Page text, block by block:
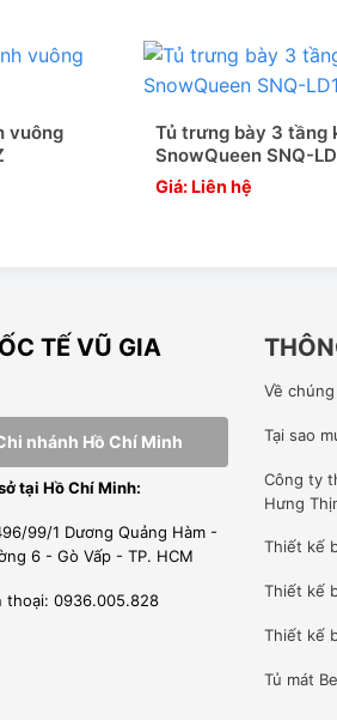
các thiết bị sinh nhiệt
vuông
Tủ trưng bày 3 tầng
SnowQueen SNQ-
Giá: Liên hệ
TẾ VŨ GIA
nhánh Hồ Chí Minh
tại Hồ Chí Minh:
99/1 Dương Quảng Hàm -
6 - Gò Vấp - TP. HCM
thoại: 0936.005.828
Về
Tại sao
Công ty
Hưng
Thiết kế
Thiết kế
Thiết kế
Tủ mát